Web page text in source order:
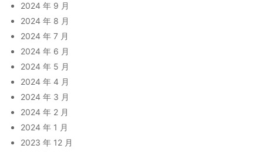
2024 年 9 月
2024 年 8 月
2024 年 7 月
2024 年 6 月
2024 年 5 月
2024 年 4 月
2024 年 3 月
2024 年 2 月
2024 年 1 月
2023 年 12 月